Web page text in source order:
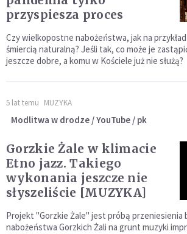
przyspiesza proces
Czy wielkopostne nabożeństwa, jak na
śmiercią naturalną? Jeśli tak, co może je
jeszcze dobre, a komu w Kościele już nie służą?
5 lat temu MUZYKA
Modlitwa w drodze / YouTube / pk
Gorzkie Żale w klimacie
Etno jazz. Takiego
wykonania jeszcze nie
słyszeliście [MUZYKA]
Projekt "Gorzkie Żale" jest próbą przeniesienia
nabożeństwa Gorzkich Żali na grunt muzyki